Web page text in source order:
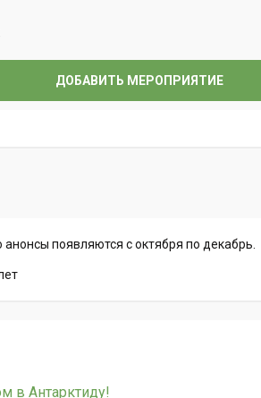
ДОБАВИТЬ МЕРОПРИЯТИЕ
появляются с октября по декабрь.
в Антарктиду!